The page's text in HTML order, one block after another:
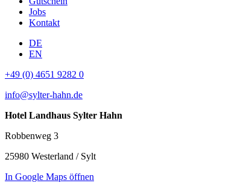
Jobs
Kontakt
DE
EN
+49 (0) 4651 9282 0
info@sylter-hahn.de
Hotel Landhaus Sylter Hahn
Robbenweg 3
25980 Westerland / Sylt
In Google Maps öffnen